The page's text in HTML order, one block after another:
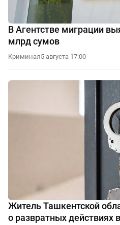
В Агентстве миграции
млрд сумов
Криминал5 августа 17:00
Житель Ташкентской
о развратных действиях